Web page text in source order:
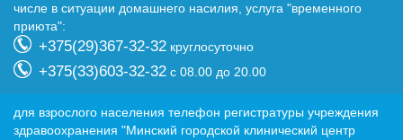
числе в ситуации домашнего насилия, услуга "временного
приюта":
+375(29)367-32-32 круглосуточно
+375(33)603-32-32 с 08.00 до 20.00
для взрослого населения телефон регистратуры учреждения
здравоохранения "Минский городской клинический центр